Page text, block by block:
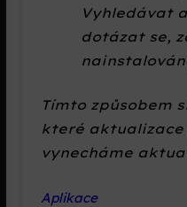
Vyhledávat
dotázat se,
Tímto způsobem
které
vynecháme
Aplikace